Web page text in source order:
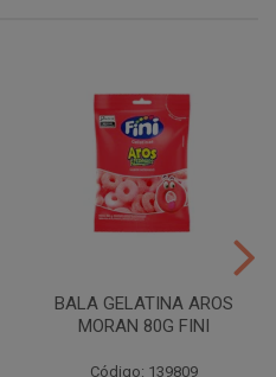
BALA GELATINA AROS
MORAN 80G FINI
Código: 139809